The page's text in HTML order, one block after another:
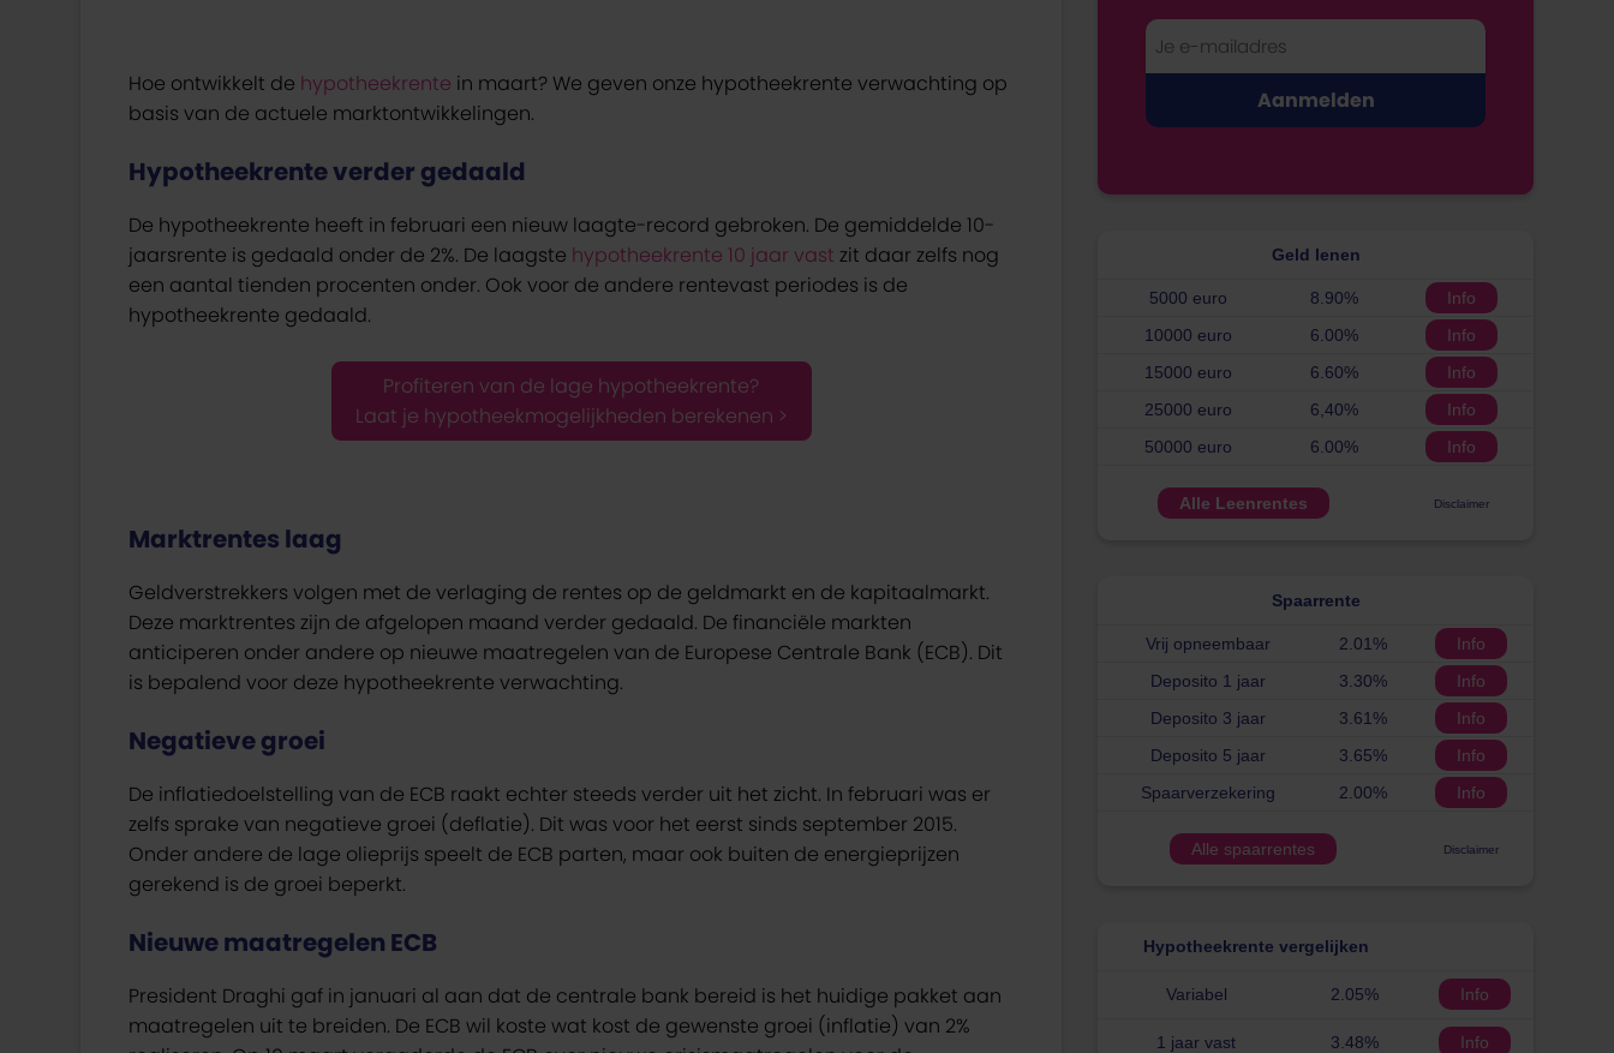
Hoe ontwikkelt de hypotheekrente in maart? We geven onze hypotheekrente verwachting op
basis van de actuele marktontwikkelingen.
Hypotheekrente verder gedaald
De hypotheekrente heeft in februari een nieuw laagte-record gebroken. De gemiddelde 10-
jaarsrente is gedaald onder de 2%. De laagste hypotheekrente 10 jaar vast zit daar zelfs nog
een aantal tienden procenten onder. Ook voor de andere rentevast periodes is de
hypotheekrente gedaald.
Profiteren van de lage hypotheekrente?
Laat je hypotheekmogelijkheden berekenen >
Marktrentes laag
Geldverstrekkers volgen met de verlaging de rentes op de geldmarkt en de kapitaalmarkt.
Deze marktrentes zijn de afgelopen maand verder gedaald. De financiële markten
anticiperen onder andere op nieuwe maatregelen van de Europese Centrale Bank (ECB). Dit
is bepalend voor deze hypotheekrente verwachting.
Negatieve groei
De inflatiedoelstelling van de ECB raakt echter steeds verder uit het zicht. In februari was er
zelfs sprake van negatieve groei (deflatie). Dit was voor het eerst sinds september 2015.
Onder andere de lage olieprijs speelt de ECB parten, maar ook buiten de energieprijzen
gerekend is de groei beperkt.
Nieuwe maatregelen ECB
President Draghi gaf in januari al aan dat de centrale bank bereid is het huidige pakket aan
maatregelen uit te breiden. De ECB wil koste wat kost de gewenste groei (inflatie) van 2%
Geld lenen
5000 euro 8.90%
Info
10000 euro
6.00%
Info
15000 euro
6.60%
Info
25000 euro
6,40%
Info
50000 euro
6.00% Info
Alle Leenrentes Disclaimer
Spaarrente
Vrij opneembaar 2.01%
Info
Deposito 1 jaar
3.30%
Info
Deposito 3 jaar
3.61%
Info
Deposito 5 jaar
3.65%
Info
Spaarverzekering
2.00% Info
Alle spaarrentes Disclaimer
Hypotheekrente vergelijken
Variabel 2.05% Info
1 jaar vast 3.48% Info